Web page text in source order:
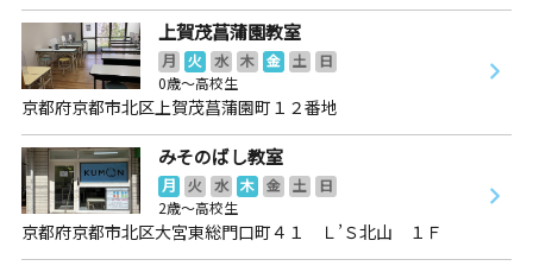
上賀茂菖蒲園教室
月 火 水 木 金 土
日
0歳～高校生
京都府京都市北区上賀茂菖蒲園町１２番地
みそのばし教室
月 火 水 木 金 土
日
2歳～高校生
京都府京都市北区大宮東総門口町４１ Ｌ’Ｓ北山 １Ｆ